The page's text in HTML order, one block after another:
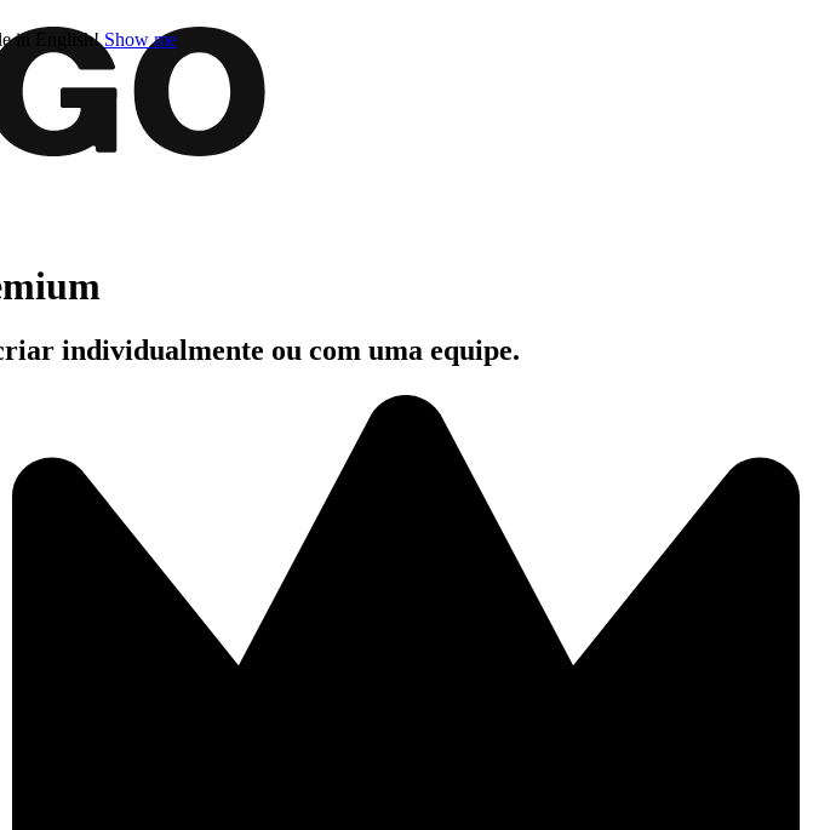
in English! Show me
individualmente ou com uma equipe.